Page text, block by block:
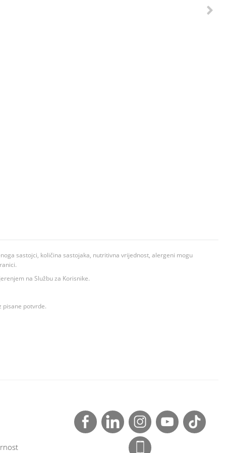
sastojci, količina sastojaka, nutritivna vrijednost, alergeni mogu
na Službu za Korisnike.
pisane potvrde.